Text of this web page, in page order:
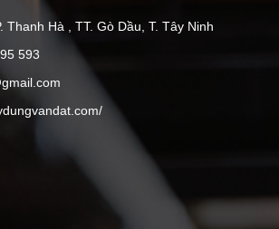
Thanh Hà , TT. Gò Dầu, T. Tây Ninh
593